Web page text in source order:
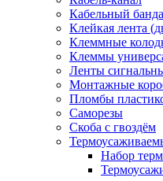
Кабельный
Клейкая лента
Клеммные
Клеммы
Ленты
Монтажные
Пломбы
Саморезы
Скоба с гвоздём
Набор